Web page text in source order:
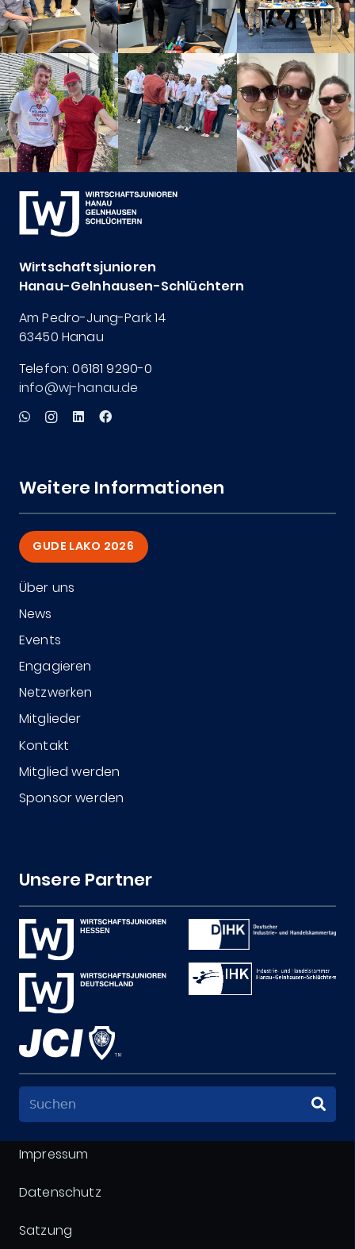
Wirtschaftsjunioren
Hanau-Gelnhausen-Schlüchtern
Am Pedro-Jung-Park 14
63450 Hanau
Telefon: 06181 9290-0
info@wj-hanau.de
Weitere Informationen
GUDE LAKO 2026
Über uns
News
Events
Engagieren
Netzwerken
Mitglieder
Kontakt
Mitglied werden
Sponsor werden
Unsere Partner
Impressum
Datenschutz
Satzung